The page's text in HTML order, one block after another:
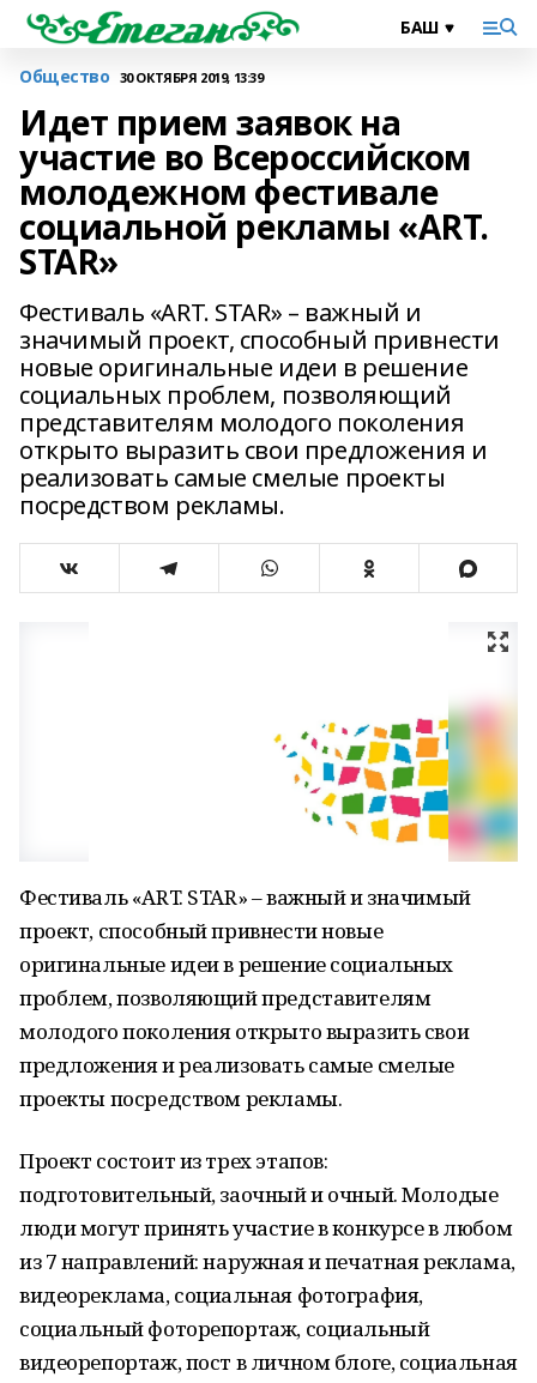
Общество 30 ОКТЯБРЯ 2019, 13:39
Идет прием заявок на
участие во Всероссийском
молодежном фестивале
социальной рекламы «ART.
STAR»
Фестиваль «ART. STAR» – важный и
значимый проект, способный привнести
новые оригинальные идеи в решение
социальных проблем, позволяющий
представителям молодого поколения
открыто выразить свои предложения и
реализовать самые смелые проекты
посредством рекламы.
Фестиваль «ART. STAR» – важный и значимый
проект, способный привнести новые
оригинальные идеи в решение социальных
проблем, позволяющий представителям
молодого поколения открыто выразить свои
предложения и реализовать самые смелые
проекты посредством рекламы.
Проект состоит из трех этапов:
подготовительный, заочный и очный. Молодые
люди могут принять участие в конкурсе в любом
из 7 направлений: наружная и печатная реклама,
видеореклама, социальная фотография,
социальный фоторепортаж, социальный
видеорепортаж, пост в личном блоге, социальная